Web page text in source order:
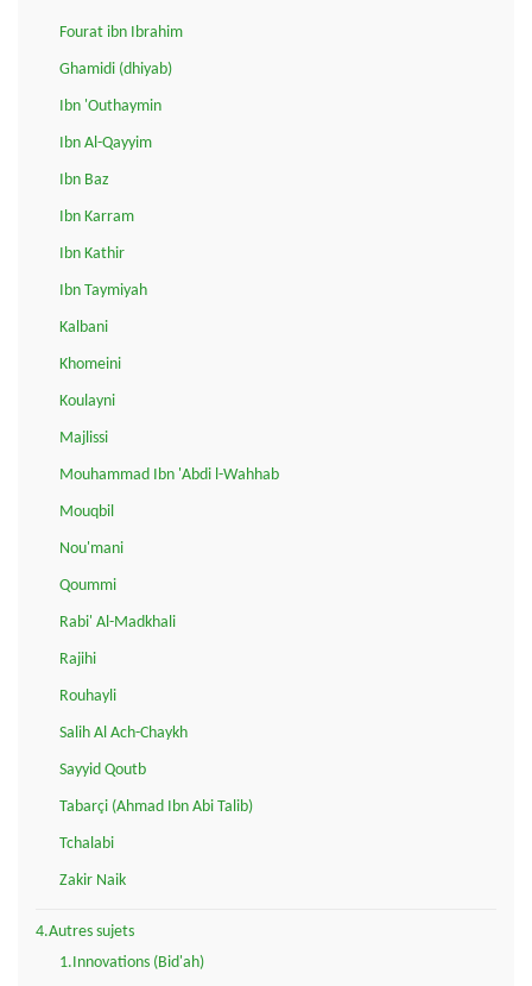
Fourat ibn Ibrahim
Ghamidi (dhiyab)
Ibn 'Outhaymin
Ibn Al-Qayyim
Ibn Baz
Ibn Karram
Ibn Kathir
Ibn Taymiyah
Kalbani
Khomeini
Koulayni
Majlissi
Mouhammad Ibn 'Abdi l-Wahhab
Mouqbil
Nou'mani
Qoummi
Rabi' Al-Madkhali
Rajihi
Rouhayli
Salih Al Ach-Chaykh
Sayyid Qoutb
Tabarçi (Ahmad Ibn Abi Talib)
Tchalabi
Zakir Naik
4.Autres sujets
1.Innovations (Bid'ah)